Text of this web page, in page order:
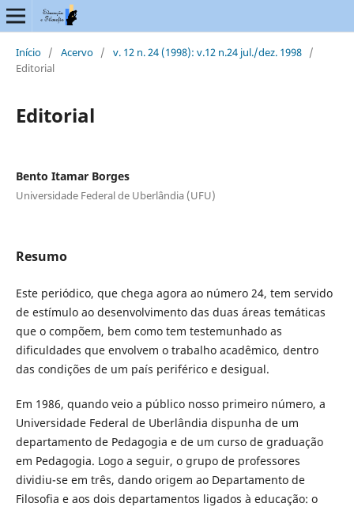
Início / Acervo / v. 12 n. 24 (1998): v.12 n.24 jul./dez. 1998 /
Editorial
Editorial
Bento Itamar Borges
Universidade Federal de Uberlândia (UFU)
Resumo
Este periódico, que chega agora ao número 24, tem servido
de estímulo ao desenvolvimento das duas áreas temáticas
que o compõem, bem como tem testemunhado as
dificuldades que envolvem o trabalho acadêmico, dentro
das condições de um país periférico e desigual.
Em 1986, quando veio a público nosso primeiro número, a
Universidade Federal de Uberlândia dispunha de um
departamento de Pedagogia e de um curso de graduação
em Pedagogia. Logo a seguir, o grupo de professores
dividiu-se em três, dando origem ao Departamento de
Filosofia e aos dois departamentos ligados à educação: o